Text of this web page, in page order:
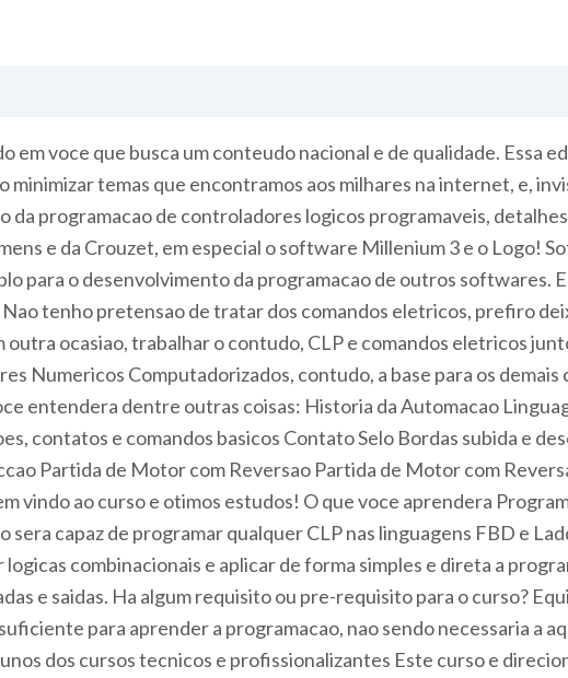
em voce que busca um conteudo nacional e de qualidade. Essa
temas que encontramos aos milhares na internet, e,
programacao de controladores logicos programaveis,
e da Crouzet, em especial o software Millenium 3 e o Logo!
para o desenvolvimento da programacao de outros softwares.
tenho pretensao de tratar dos comandos eletricos, prefiro
ocasiao, trabalhar o contudo, CLP e comandos eletricos
Numericos Computadorizados, contudo, a base para os demais
entendera dentre outras coisas: Historia da Automacao
contatos e comandos basicos Contato Selo Bordas subida e
Partida de Motor com Reversao Partida de Motor com
vindo ao curso e otimos estudos! O que voce aprendera
sera capaz de programar qualquer CLP nas linguagens FBD e
combinacionais e aplicar de forma simples e direta a
e saidas. Ha algum requisito ou pre-requisito para o curso?
para aprender a programacao, nao sendo necessaria a
dos cursos tecnicos e profissionalizantes Este curso e